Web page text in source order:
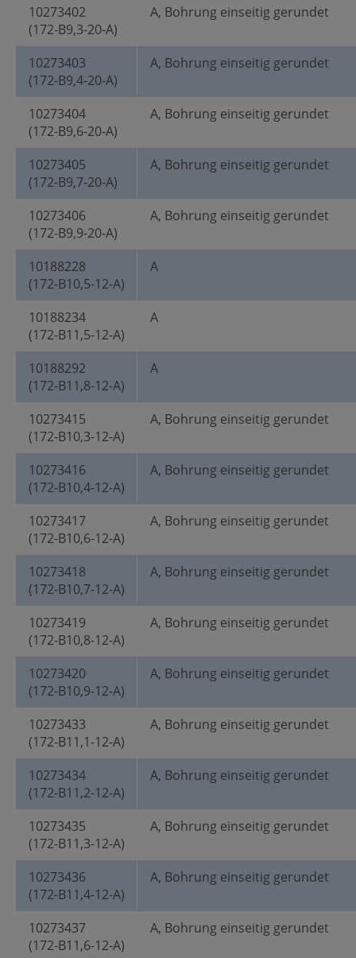
10273402
(172-B9,3-20-A)
A, Bohrung einseitig gerundet
10273403
(172-B9,4-20-A)
A, Bohrung einseitig gerundet
10273404
(172-B9,6-20-A)
A, Bohrung einseitig gerundet
10273405
(172-B9,7-20-A)
A, Bohrung einseitig gerundet
10273406
(172-B9,9-20-A)
A, Bohrung einseitig gerundet
10188228
(172-B10,5-12-A)
A
10188234
(172-B11,5-12-A)
A
10188292
(172-B11,8-12-A)
A
10273415
(172-B10,3-12-A)
A, Bohrung einseitig gerundet
10273416
(172-B10,4-12-A)
A, Bohrung einseitig gerundet
10273417
(172-B10,6-12-A)
A, Bohrung einseitig gerundet
10273418
(172-B10,7-12-A)
A, Bohrung einseitig gerundet
10273419
(172-B10,8-12-A)
A, Bohrung einseitig gerundet
10273420
(172-B10,9-12-A)
A, Bohrung einseitig gerundet
10273433
(172-B11,1-12-A)
A, Bohrung einseitig gerundet
10273434
(172-B11,2-12-A)
A, Bohrung einseitig gerundet
10273435
(172-B11,3-12-A)
A, Bohrung einseitig gerundet
10273436
(172-B11,4-12-A)
A, Bohrung einseitig gerundet
10273437
(172-B11,6-12-A)
A, Bohrung einseitig gerundet